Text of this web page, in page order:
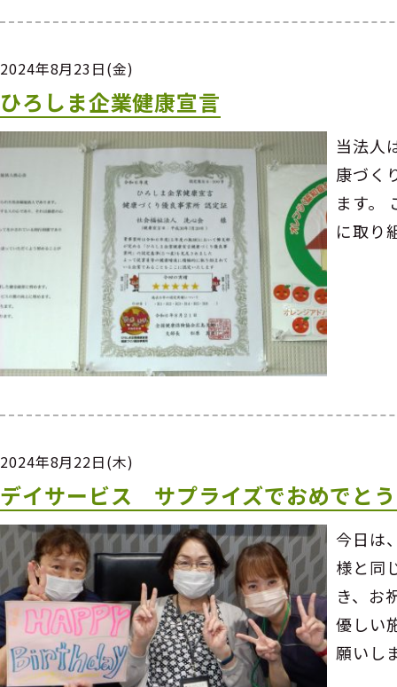
2024年8月23日(金)
ひろしま企業健康宣言
当法人
康づく
ます。
に取り
2024年8月22日(木)
デイサービス サプライズでおめでと
今日は
様と同
き、お
優しい
願いし